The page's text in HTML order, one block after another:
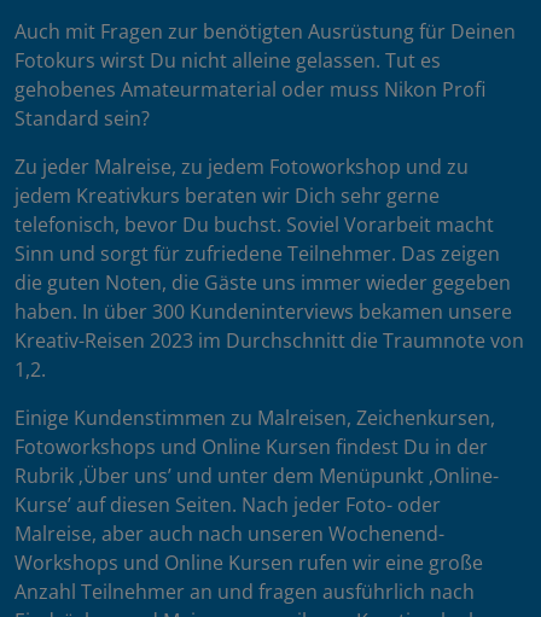
Auch mit Fragen zur benötigten Ausrüstung für Deinen
Fotokurs wirst Du nicht alleine gelassen. Tut es
gehobenes Amateurmaterial oder muss Nikon Profi
Standard sein?
Zu jeder Malreise, zu jedem Fotoworkshop und zu
jedem Kreativkurs beraten wir Dich sehr gerne
telefonisch, bevor Du buchst. Soviel Vorarbeit macht
Sinn und sorgt für zufriedene Teilnehmer. Das zeigen
die guten Noten, die Gäste uns immer wieder gegeben
haben. In über 300 Kundeninterviews bekamen unsere
Kreativ-Reisen 2023 im Durchschnitt die Traumnote von
1,2.
Einige Kundenstimmen zu Malreisen, Zeichenkursen,
Fotoworkshops und Online Kursen findest Du in der
Rubrik ‚Über uns’ und unter dem Menüpunkt ‚Online-
Kurse’ auf diesen Seiten. Nach jeder Foto- oder
Malreise, aber auch nach unseren Wochenend-
Workshops und Online Kursen rufen wir eine große
Anzahl Teilnehmer an und fragen ausführlich nach